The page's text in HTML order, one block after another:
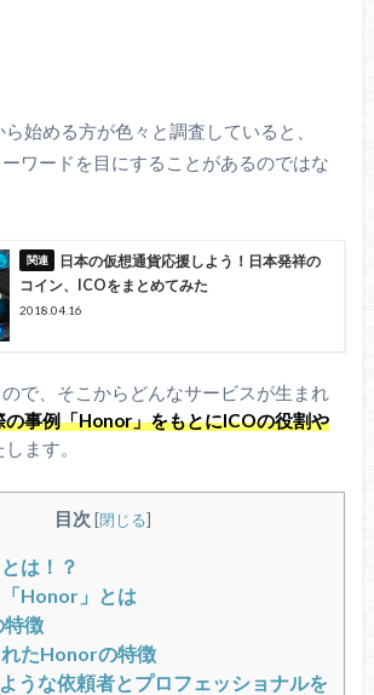
始める方が色々と調査していると、
ーワードを目にすることがあるのではな
日本の仮想通貨応援しよう！日本発祥の
コイン、ICOをまとめてみた
2018.04.16
で、そこからどんなサービスが生まれ
の事例「Honor」をもとにICOの役割や
ます。
目次 [閉じる]
は！？
Honor」とは
徴
たHonorの特徴
うな依頼者とプロフェッショナルを